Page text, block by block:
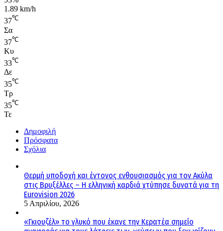
1.89 km/h
37℃
Σα
37℃
Κυ
33℃
Δε
35℃
Τρ
35℃
Τε
Δημοφιλή
Πρόσφατα
Σχόλια
Θερμή υποδοχή και έντονος ενθουσιασμός για τον Ακύλα
στις Βρυξέλλες – Η ελληνική καρδιά χτύπησε δυνατά για τη
Eurovision 2026
5 Απριλίου, 2026
«Γκιουζέλ» το γλυκό που έκανε την Κερατέα σημείο